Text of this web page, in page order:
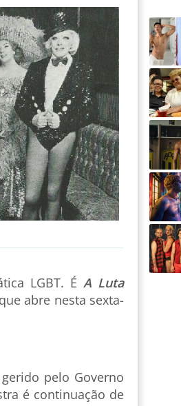
LGBT. É A Luta
abre nesta sexta-
pelo Governo
é continuação de